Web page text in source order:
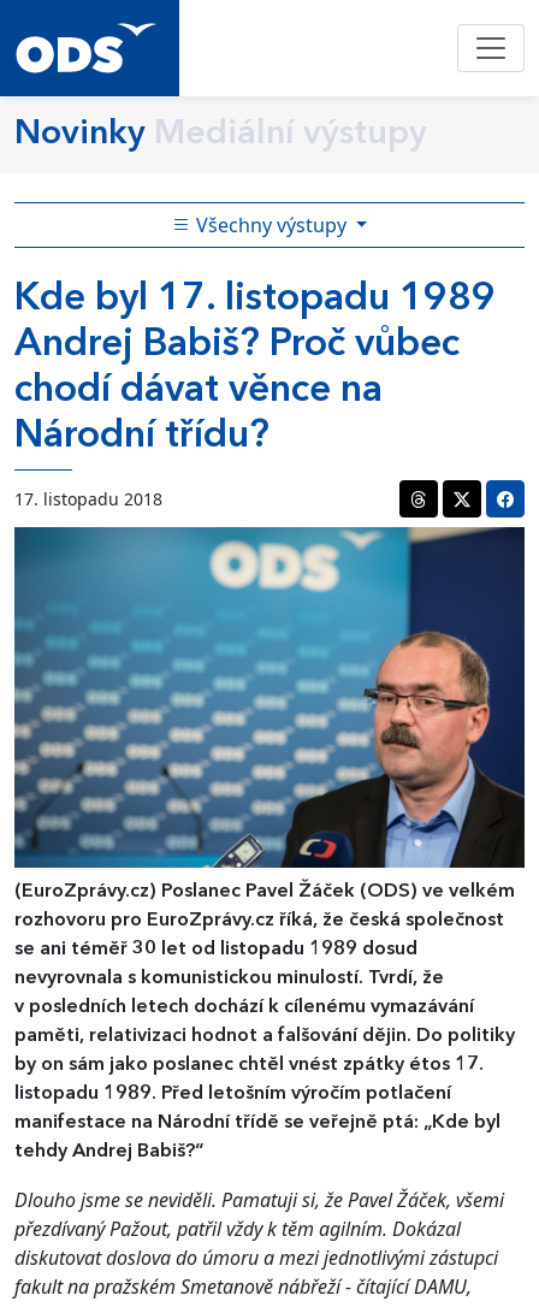
Novinky Mediální výstupy
Všechny výstupy
Kde byl 17. listopadu 1989
Andrej Babiš? Proč vůbec
chodí dávat věnce na
Národní třídu?
17. listopadu 2018
(EuroZprávy.cz) Poslanec Pavel Žáček (ODS) ve velkém
rozhovoru pro EuroZprávy.cz říká, že česká společnost
se ani téměř 30 let od listopadu 1989 dosud
nevyrovnala s komunistickou minulostí. Tvrdí, že
v posledních letech dochází k cílenému vymazávání
paměti, relativizaci hodnot a falšování dějin. Do politiky
by on sám jako poslanec chtěl vnést zpátky étos 17.
listopadu 1989. Před letošním výročím potlačení
manifestace na Národní třídě se veřejně ptá: „Kde byl
tehdy Andrej Babiš?“
Dlouho jsme se neviděli. Pamatuji si, že Pavel Žáček, všemi
přezdívaný Pažout, patřil vždy k těm agilním. Dokázal
diskutovat doslova do úmoru a mezi jednotlivými zástupci
fakult na pražském Smetanově nábřeží - čítající DAMU,